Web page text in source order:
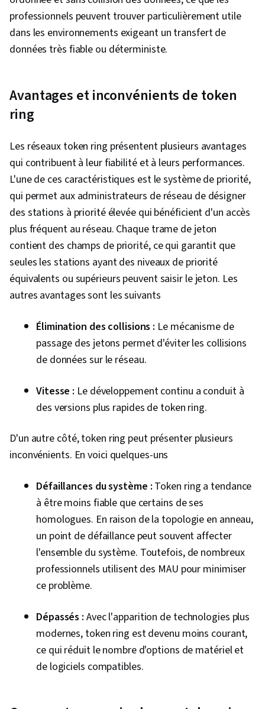
professionnels peuvent trouver particulièrement utile
dans les environnements exigeant un transfert de
données très fiable ou déterministe.
Avantages et inconvénients de token
ring
Les réseaux token ring présentent plusieurs avantages
qui contribuent à leur fiabilité et à leurs performances.
L'une de ces caractéristiques est le système de priorité,
qui permet aux administrateurs de réseau de désigner
des stations à priorité élevée qui bénéficient d'un accès
plus fréquent au réseau. Chaque trame de jeton
contient des champs de priorité, ce qui garantit que
seules les stations ayant des niveaux de priorité
équivalents ou supérieurs peuvent saisir le jeton. Les
autres avantages sont les suivants
Élimination des collisions : Le mécanisme de
passage des jetons permet d'éviter les collisions
de données sur le réseau.
Vitesse : Le développement continu a conduit à
des versions plus rapides de token ring.
D'un autre côté, token ring peut présenter plusieurs
inconvénients. En voici quelques-uns
Défaillances du système : Token ring a tendance
à être moins fiable que certains de ses
homologues. En raison de la topologie en anneau,
un point de défaillance peut souvent affecter
l'ensemble du système. Toutefois, de nombreux
professionnels utilisent des MAU pour minimiser
ce problème.
Dépassés : Avec l'apparition de technologies plus
modernes, token ring est devenu moins courant,
ce qui réduit le nombre d'options de matériel et
de logiciels compatibles.